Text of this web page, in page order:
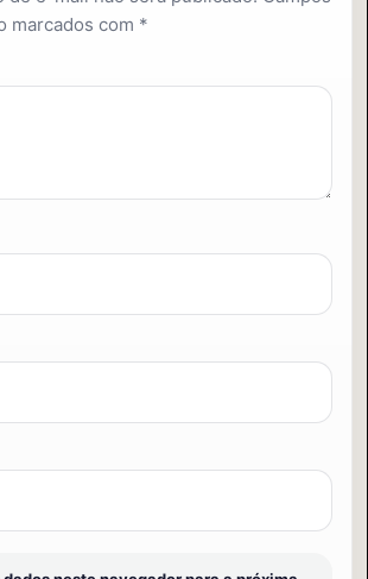
marcados com *